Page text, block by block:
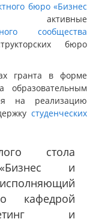
бюро «Бизнес
активные
сообщества
бюро
гранта в форме
образовательным
на реализацию
студенческих
стола
и
кафедрой
и